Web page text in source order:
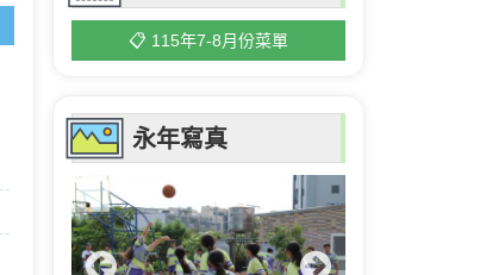
📋 115年7-8月份菜單
永年寫真